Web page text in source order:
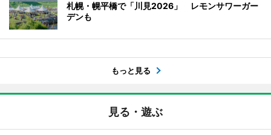
札幌・幌平橋で「川見2026」 レモンサワーガー
デンも
もっと見る
見る・遊ぶ